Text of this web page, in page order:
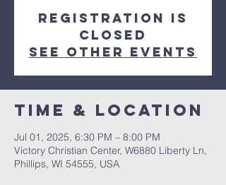
Registration is
closed
See other events
Time & Location
Jul 01, 2025, 6:30 PM – 8:00 PM
Victory Christian Center, W6880 Liberty Ln,
Phillips, WI 54555, USA